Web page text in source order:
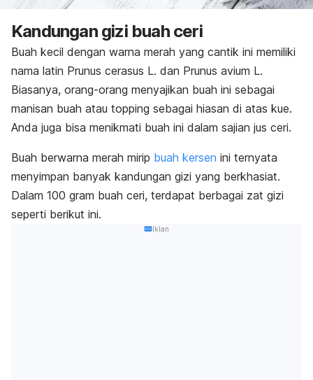
Kandungan gizi buah ceri
Buah kecil dengan warna merah yang cantik ini memiliki
nama latin Prunus cerasus L. dan Prunus avium L.
Biasanya, orang-orang menyajikan buah ini sebagai
manisan buah atau topping sebagai hiasan di atas kue.
Anda juga bisa menikmati buah ini dalam sajian jus ceri.
Buah berwarna merah mirip buah kersen ini ternyata
menyimpan banyak kandungan gizi yang berkhasiat.
Dalam 100 gram buah ceri, terdapat berbagai zat gizi
seperti berikut ini.
Iklan